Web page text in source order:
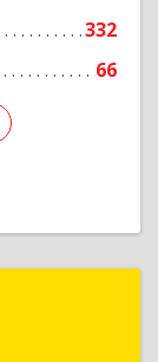
332
66
учета"